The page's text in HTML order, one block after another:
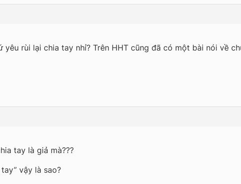
yêu rùi lại chia tay nhỉ? Trên HHT cũng đã có một bài nói về
tay là giả mà???
vậy là sao?